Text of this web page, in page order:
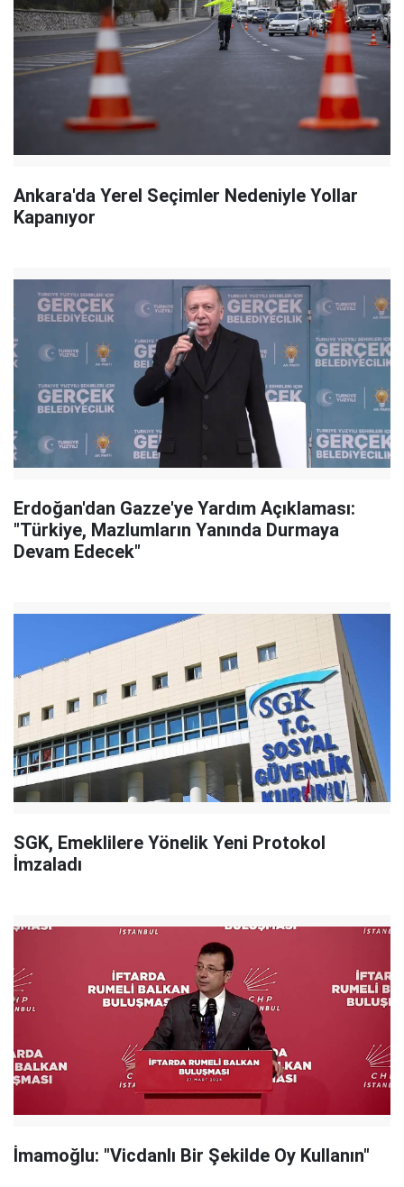
Ankara'da Yerel Seçimler Nedeniyle Yollar
Kapanıyor
Erdoğan'dan Gazze'ye Yardım Açıklaması:
"Türkiye, Mazlumların Yanında Durmaya
Devam Edecek"
SGK, Emeklilere Yönelik Yeni Protokol
İmzaladı
İmamoğlu: "Vicdanlı Bir Şekilde Oy Kullanın"